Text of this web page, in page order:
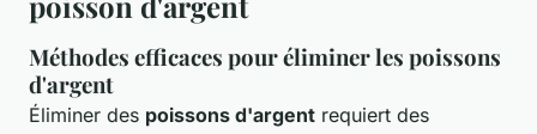
Méthodes efficaces pour éliminer les poissons
d'argent
Éliminer des poissons d'argent requiert des